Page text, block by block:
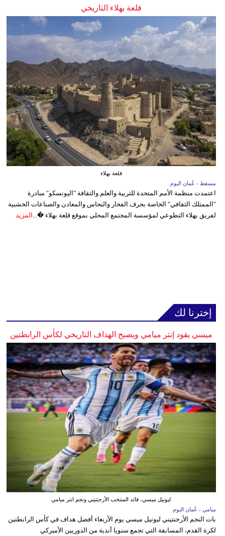
قلعة بهلاء التاريخي
قلعة بهلاء
مسقط - عُمان اليوم
اعتمدت منظمة الأمم المتحدة للتربية والعلم والثقافة "اليونسكو" مبادرة
"الممتلك الثقافي" الخاصة بحرف الفخار والنحاس والمعادن والصناعات الخشبية
لفريق بهلاء التطوعي لمؤسسة المجتمع المحلي بموقع قلعة بهلاء �... المزيد
إخترنا لك
ميسي يقود إنتر ميامي ويصبح الهداف التاريخي لكأس الرابطتين
ليونيل ميسي، قائد المنتخب الأرجنتيني ونجم انتر ميامي
ميامي - عُمان اليوم
بات النجم الأرجنتيني ليونيل ميسي يوم الأربعاء أفضل هداف في كأس الرابطتين
لكرة القدم، المسابقة التي تجمع سنويا أندية من الدوريين الأميركي